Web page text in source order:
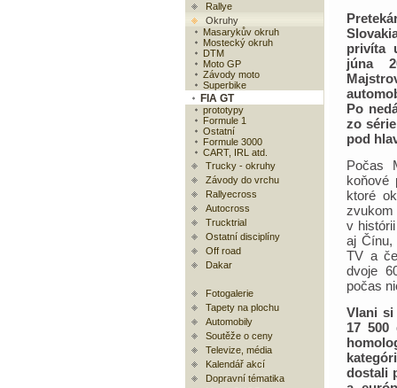
Rallye
Okruhy
Masarykův okruh
Mostecký okruh
DTM
Moto GP
Závody moto
Superbike
FIA GT
prototypy
Formule 1
Ostatní
Formule 3000
CART, IRL atd.
Trucky - okruhy
Závody do vrchu
Rallyecross
Autocross
Trucktrial
Ostatní disciplíny
Off road
Dakar
Fotogalerie
Tapety na plochu
Automobily
Soutěže o ceny
Televize, média
Kalendář akcí
Dopravní tématika
privíta
júna
Po
zo
pod
Počas
koňové
ktoré
v
aj Čínu,
TV a
dvoje
počas
Vlani si
17 500
dostali